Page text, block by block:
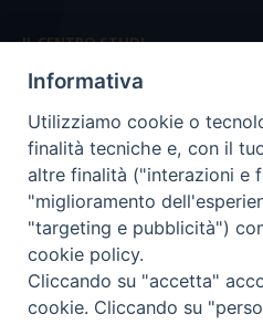
IL CENTRO STUDI
La nostra storia
Statuto
Presidenza e ufficio
Consiglio scientifico
Coordinamento nazionale
Informativa
Utilizziamo cookie o
finalità tecniche e, con il
altre finalità ("interazioni e
"miglioramento
"targeting e pubblicità")
cookie policy.
Cliccando su "accetta"
cookie. Cliccando su